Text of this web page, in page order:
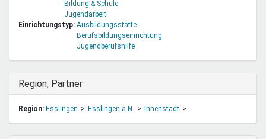
Bildung & Schule
Jugendarbeit
Einrichtungstyp: Ausbildungsstätte
Berufsbildungseinrichtung
Jugendberufshilfe
Ausblenden
Region, Partner
Region: Esslingen Esslingen a.N. Innenstadt